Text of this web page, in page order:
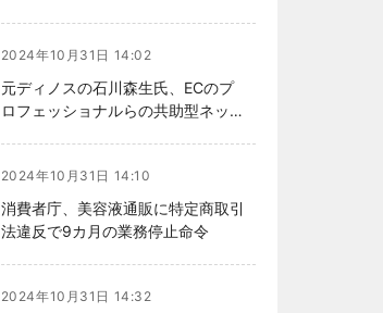
2024年10月31日 14:02
元ディノスの石川森生氏、ECのプ
ロフェッショナルらの共助型ネット
2024年10月31日 14:10
消費者庁、美容液通販に特定商取引
法違反で9カ月の業務停止命令
2024年10月31日 14:32